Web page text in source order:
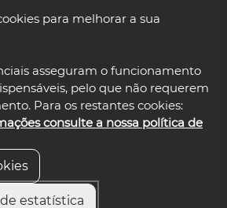
para melhorar a sua
asseguram o funcionamento
pelo que não requerem
Para os restantes cookies:
consulte a nossa política de
estatística
select language